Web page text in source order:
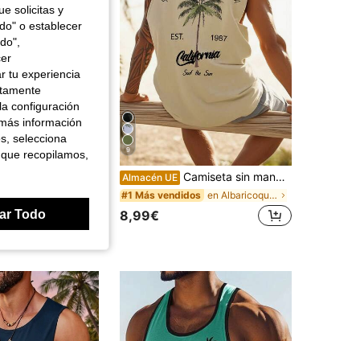
9
Almacén UE Camiseta sin mangas casual para hombre con estampado de árbol de coco & letras, ropa de playa
#1 Más vendidos en Albaricoque Camisetas sin mangas para hombre
8,99€
solicitas y
o establecer
tu experiencia
configuración
información
selecciona
recopilamos,
Todo